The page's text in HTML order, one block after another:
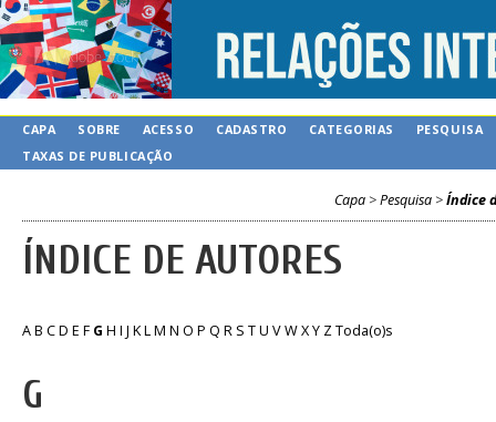
CAPA SOBRE ACESSO CADASTRO CATEGORIAS
PESQUISA
TAXAS DE PUBLICAÇÃO
Capa>Pesquisa>Índice
ÍNDICE DE AUTORES
AB CD E F G H I J KLM N O P Q R S TU VWXY ZToda(o)s
G